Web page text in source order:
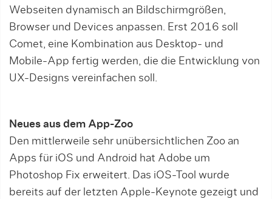
Webseiten dynamisch an Bildschirmgrößen,
Browser und Devices anpassen. Erst 2016 soll
Comet, eine Kombi­na­tion aus Desktop- und
Mobile-App fer­tig werden, die die Entwicklung von
UX-Designs vereinfachen soll.
Neues aus dem App-Zoo
Den mittlerweile sehr unübersichtli­chen Zoo an
Apps für iOS und Android hat Adobe um
Photoshop Fix erweitert. Das iOS-Tool wurde
bereits auf der letz­ten Apple-Keynote gezeigt und